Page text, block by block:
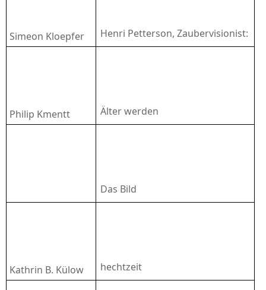
Simeon Kloepfer Henri Petterson, Zaubervisionist:
Philip Kmentt Älter werden
Das Bild
Kathrin B. Külow hechtzeit